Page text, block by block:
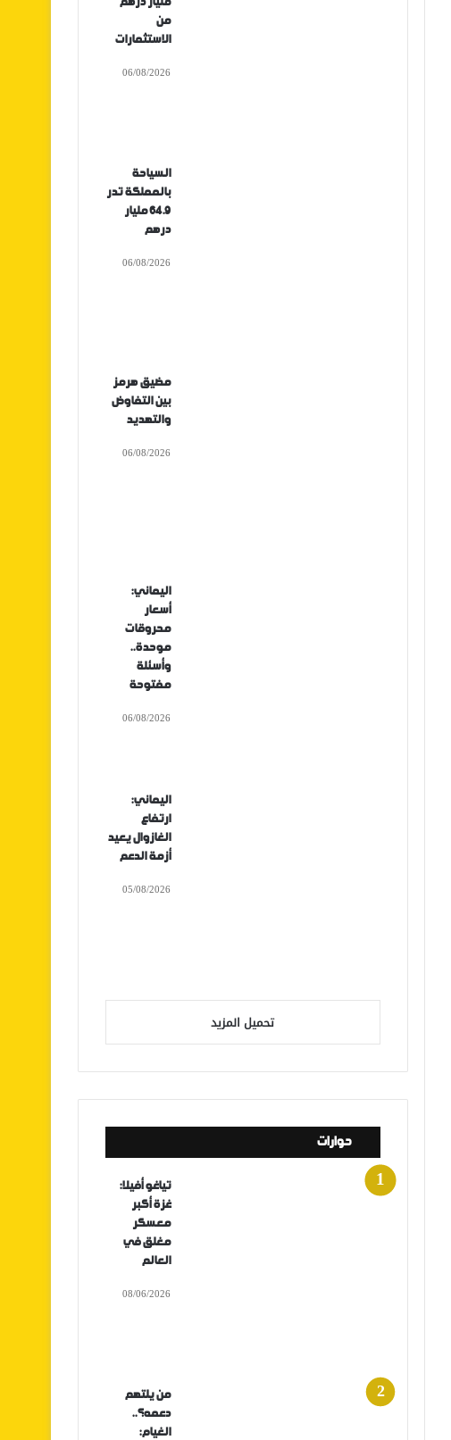
من
الاستثمارات
06/08/2026
السياحة
بالمملكة تدر
64.9 مليار
درهم
06/08/2026
مضيق هرمز
بين التفاوض
والتهديد
06/08/2026
اليماني:
أسعار
محروقات
موحدة..
وأسئلة
مفتوحة
06/08/2026
اليماني:
ارتفاع
الغازوال يعيد
أزمة الدعم
05/08/2026
تحميل المزيد
حوارات
تياغو أفيلا:
غزة أكبر
معسكر
مغلق في
العالم
08/06/2026
من يلتهم
دعمه؟..
الغيام: